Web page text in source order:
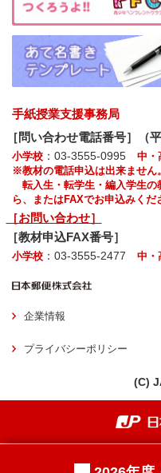
手紙授業支援事務局
［問い合わせ電話番号］（
小学校 ：03-3555-0995 中・
※教材の電話申込は出来ません。
転入生・転学生・編入学生の
ら、またはFAXでお申込みくだ
［お問い合わせ］
［教材申込FAX番号］
小学校 ：03-3555-2477 中・
企業情報
プライバシーポリシー
(C)